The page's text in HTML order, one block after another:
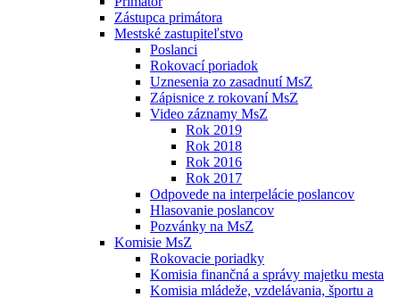
Zástupca primátora
Mestské zastupiteľstvo
Poslanci
Rokovací poriadok
Uznesenia zo zasadnutí MsZ
Zápisnice z rokovaní MsZ
Video záznamy MsZ
Rok 2019
Rok 2018
Rok 2016
Rok 2017
Odpovede na interpelácie poslancov
Hlasovanie poslancov
Pozvánky na MsZ
Komisie MsZ
Rokovacie poriadky
Komisia finančná a správy majetku mesta
Komisia mládeže, vzdelávania, športu a